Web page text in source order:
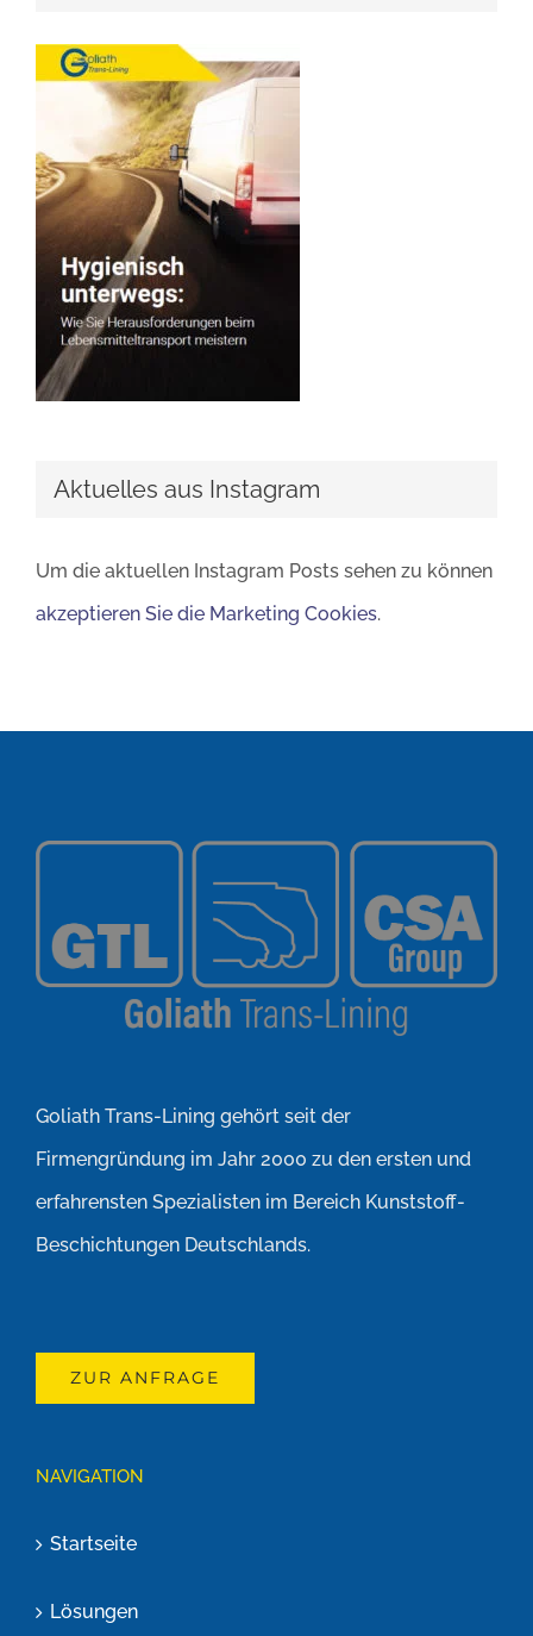
Aktuelles aus Instagram
Um die aktuellen Instagram Posts sehen zu können
akzeptieren Sie die Marketing Cookies.
Goliath Trans-Lining gehört seit der
Firmengründung im Jahr 2000 zu den ersten und
erfahrensten Spezialisten im Bereich Kunststoff-
Beschichtungen Deutschlands.
ZUR ANFRAGE
NAVIGATION
Startseite
Lösungen